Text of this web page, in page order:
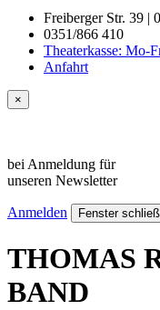
Freiberger Str. 39 |
0351/866 410
Theaterkasse: Mo-
Anfahrt
×
bei Anmeldung für
unseren Newsletter
Anmelden Fenster
THOMAS
BAND